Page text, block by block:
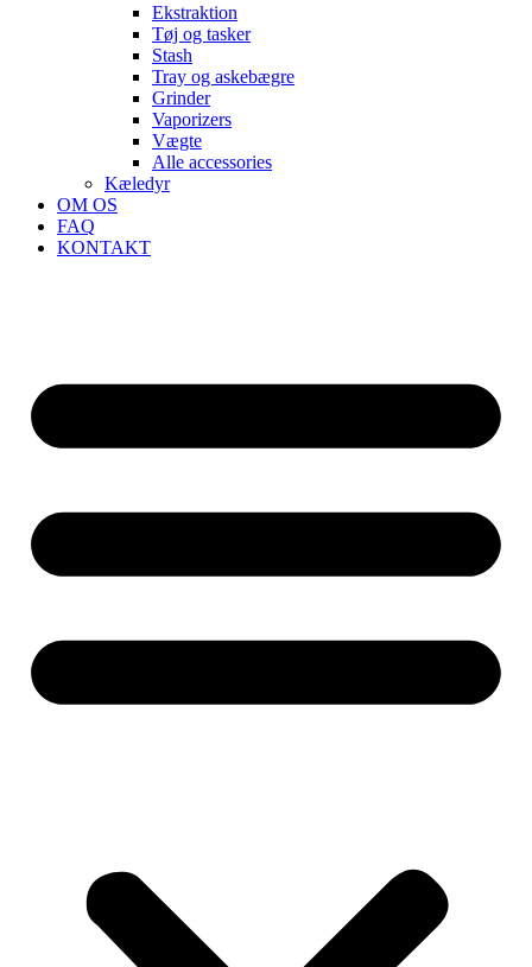
Ekstraktion
Tøj og tasker
Stash
Tray og askebægre
Grinder
Vaporizers
Vægte
Alle accessories
Kæledyr
OM OS
FAQ
KONTAKT